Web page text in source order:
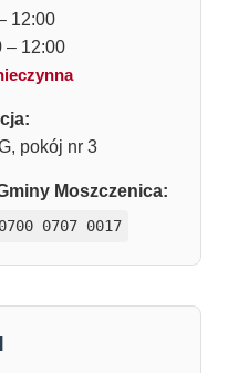
12:00
– 12:00
pokój nr 3
Moszczenica:
0707 0017